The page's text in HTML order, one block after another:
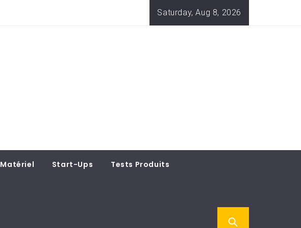
Saturday, Aug 8, 2026
Matériel Start-Ups Tests Produits